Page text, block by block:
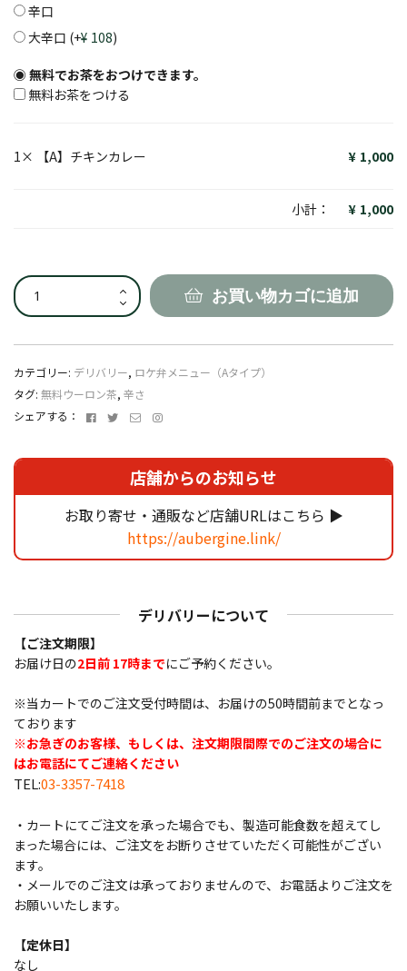
辛口
大辛口 (+ 108)
無料でお茶をおつけできます。
無料お茶をつける
1× 【A】チキンカレー 1,000
小計： 1,000
【A】
チ
ン
カ
ー
個
お買い物カゴに追加
カテゴリー: デリバリー, ロケ弁メニュー（Aタイプ）
タグ: 無料ウーロン茶, 辛さ
シェアする：
FacebookTwitter
メ
ア
ド
ス
Instagram
店舗からのお知らせ
お取り寄せ・通販など店舗URLはこちら ▶
https://aubergine.link/
デリバリーについて
【ご注文期限】
お届け日の2日前 17時までにご予約ください。
※当カートでのご注文受付時間は、お届けの50時間前までとなっ
ております
※お急ぎのお客様、もしくは、注文期限間際でのご注文の場合に
はお電話にてご連絡ください
TEL:03-3357-7418
・カートにてご注文を承った場合でも、製造可能食数を超えてし
まった場合には、ご注文をお断りさせていただく可能性がござい
ます。
・メールでのご注文は承っておりませんので、お電話よりご注文を
お願いいたします。
【定休日】
なし